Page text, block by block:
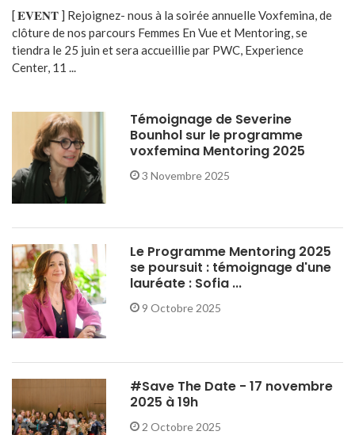
[ 𝐄𝐕𝐄𝐍𝐓 ] Rejoignez- nous à la soirée annuelle Voxfemina, de
clôture de nos parcours Femmes En Vue et Mentoring, se
tiendra le 25 juin et sera accueillie par PWC, Experience
Center, 11 ...
Témoignage de Severine
Bounhol sur le programme
voxfemina Mentoring 2025
3 Novembre 2025
Le Programme Mentoring 2025
se poursuit : témoignage d'une
lauréate : Sofia ...
9 Octobre 2025
#Save The Date - 17 novembre
2025 à 19h
2 Octobre 2025